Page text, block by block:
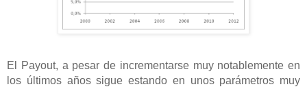
El Payout, a pesar de incrementarse muy notablemente en
los últimos años sigue estando en unos parámetros muy